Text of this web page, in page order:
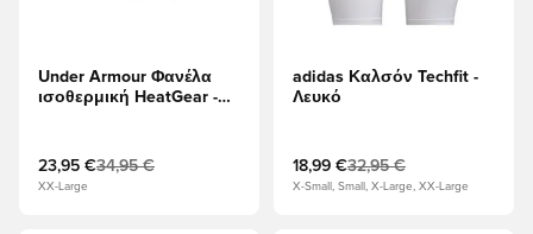
Under Armour Φανέλα
ισοθερμική HeatGear -
23,95 €34,95 €
XX-Large
adidas Καλσόν Techfit -
Λευκό
18,99 €32,95 €
X-Small, Small, X-Large, XX-Large